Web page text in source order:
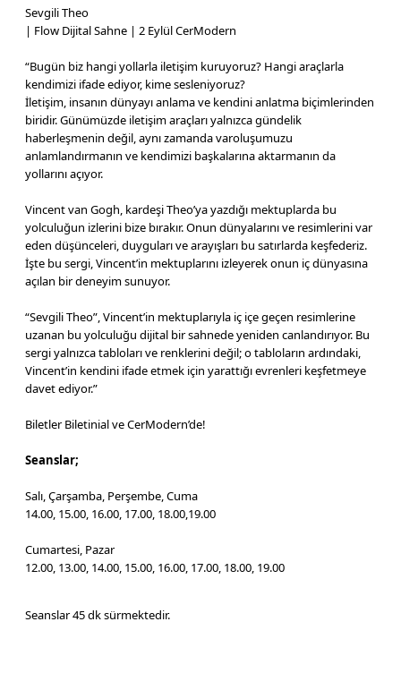
Sevgili Theo
| Flow Dijital Sahne | 2 Eylül CerModern
“Bugün biz hangi yollarla iletişim kuruyoruz? Hangi araçlarla
kendimizi ifade ediyor, kime sesleniyoruz?
İletişim, insanın dünyayı anlama ve kendini anlatma biçimlerinden
biridir. Günümüzde iletişim araçları yalnızca gündelik
haberleşmenin değil, aynı zamanda varoluşumuzu
anlamlandırmanın ve kendimizi başkalarına aktarmanın da
yollarını açıyor.
Vincent van Gogh, kardeşi Theo’ya yazdığı mektuplarda bu
yolculuğun izlerini bize bırakır. Onun dünyalarını ve resimlerini var
eden düşünceleri, duyguları ve arayışları bu satırlarda keşfederiz.
İşte bu sergi, Vincent’in mektuplarını izleyerek onun iç dünyasına
açılan bir deneyim sunuyor.
“Sevgili Theo”, Vincent’in mektuplarıyla iç içe geçen resimlerine
uzanan bu yolculuğu dijital bir sahnede yeniden canlandırıyor. Bu
sergi yalnızca tabloları ve renklerini değil; o tabloların ardındaki,
Vincent’in kendini ifade etmek için yarattığı evrenleri keşfetmeye
davet ediyor.”
Biletler Biletinial ve CerModern’de!
Seanslar;
Salı, Çarşamba, Perşembe, Cuma
14.00, 15.00, 16.00, 17.00, 18.00,19.00
Cumartesi, Pazar
12.00, 13.00, 14.00, 15.00, 16.00, 17.00, 18.00, 19.00
Seanslar 45 dk sürmektedir.